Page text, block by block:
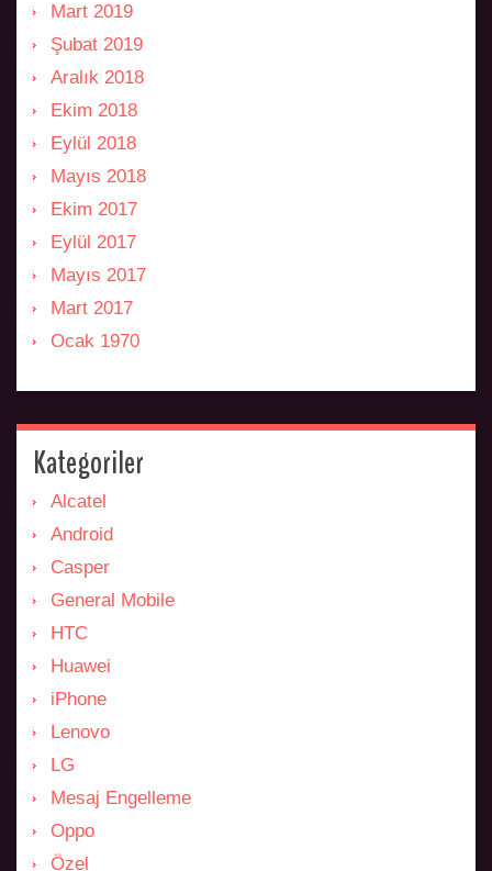
Mart 2019
Şubat 2019
Aralık 2018
Ekim 2018
Eylül 2018
Mayıs 2018
Ekim 2017
Eylül 2017
Mayıs 2017
Mart 2017
Ocak 1970
Kategoriler
Alcatel
Android
Casper
General Mobile
HTC
Huawei
iPhone
Lenovo
LG
Mesaj Engelleme
Oppo
Özel